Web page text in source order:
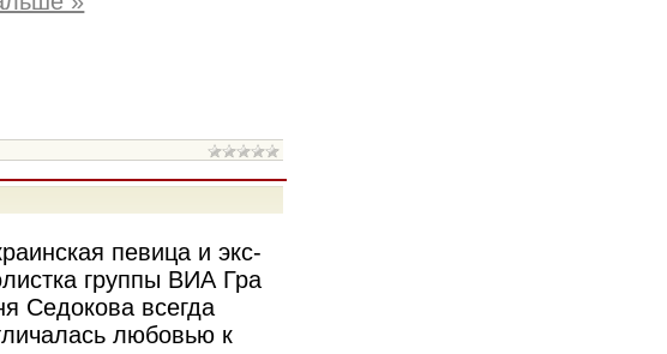
певица и экс-
группы ВИА Гра
Седокова всегда
любовью к